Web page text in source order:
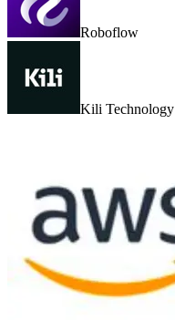
Roboflow
Kili Technology